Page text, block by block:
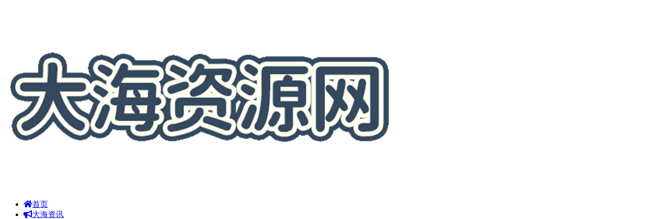
首页
大海资讯